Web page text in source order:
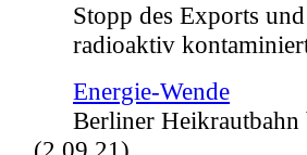
Stopp des Exports und
radioaktiv
Energie-Wende
Berliner Heikrautbahn